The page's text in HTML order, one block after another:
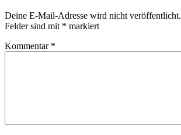
Deine E-Mail-Adresse wird nicht veröffentlicht.
Felder sind mit * markiert
Kommentar *